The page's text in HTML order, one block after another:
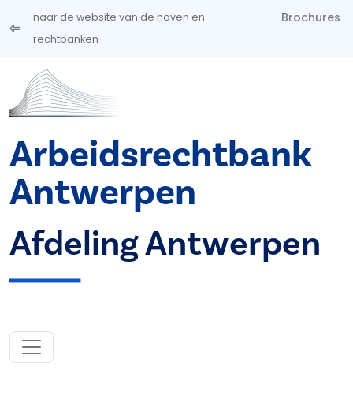
Overslaan en naar de inhoud gaan
naar de website van de hoven en
rechtbanken
Brochures
Arbeidsrechtbank
Antwerpen
Afdeling Antwerpen